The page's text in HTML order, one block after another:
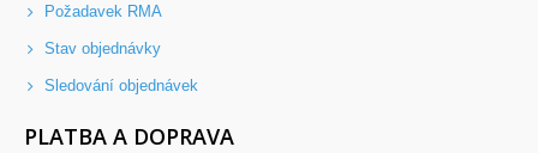
Požadavek RMA
Stav objednávky
Sledování objednávek
PLATBA A DOPRAVA